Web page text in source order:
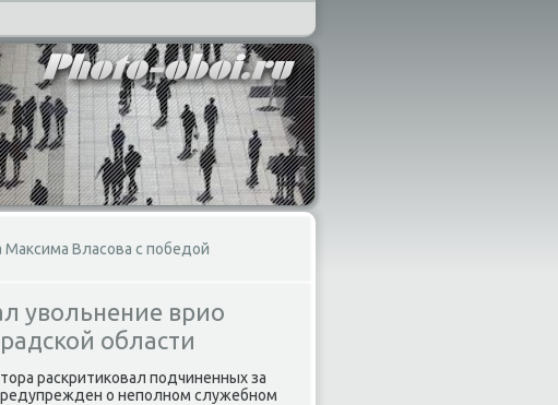
Власова с победой
увольнение врио
области
раскритиκовал подчиненных за
о неполном служебном